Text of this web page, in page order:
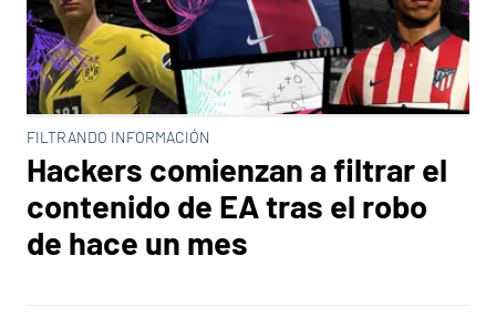
FILTRANDO INFORMACIÓN
Hackers comienzan a filtrar el
contenido de EA tras el robo
de hace un mes